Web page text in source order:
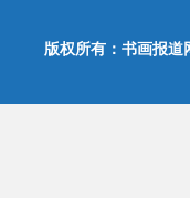
版权所有：书画报